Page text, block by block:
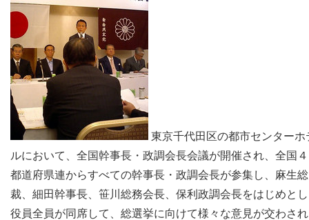
東京千代田区の都市センターホ
ルにおいて、全国幹事長・政調会長会議が開催され、全国
都道府県連からすべての幹事長・政調会長が参集し、麻生総
裁、細田幹事長、笹川総務会長、保利政調会長をはじめと
役員全員が同席して、総選挙に向けて様々な意見が交わさ